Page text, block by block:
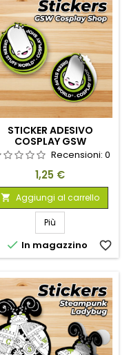
STICKER ADESIVO
COSPLAY GSW
Recensioni: 0
Prezzo
1,25 €
 Aggiungi al carrello
Più
 In magazzino favorite_border